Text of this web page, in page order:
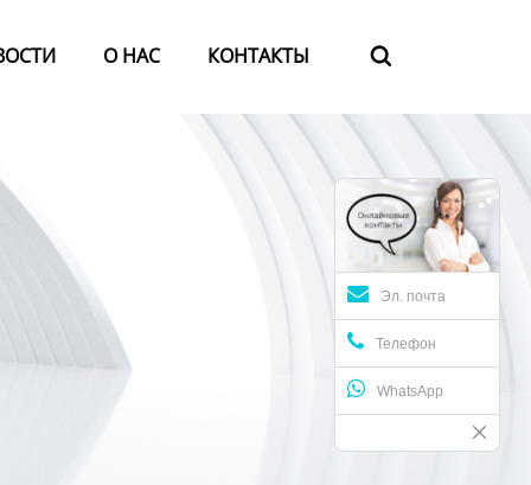
О HАС КОНТАКТЫ 
Эл. почта
Телефон
WhatsApp